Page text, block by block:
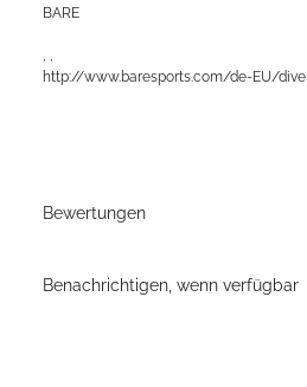
BARE
http://www.baresports.com/de-EU/dive
Bewertungen
Benachrichtigen, wenn verfügbar